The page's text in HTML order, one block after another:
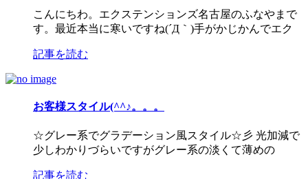
こんにちわ。エクステンションズ名古屋のふなやまで
す。最近本当に寒いですね(´Д｀)手がかじかんでエク
記事を読む
お客様スタイル(^^♪。。。
☆グレー系でグラデーション風スタイル☆彡 光加減で
少しわかりづらいですがグレー系の淡くて薄めの
記事を読む